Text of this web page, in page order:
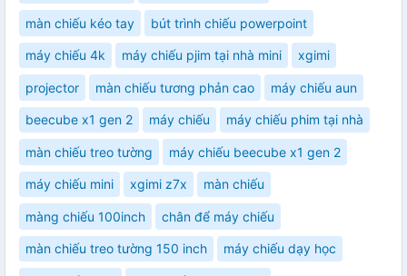
màn chiếu kéo tay bút trình chiếu powerpoint
máy chiếu 4k máy chiếu pjim tại nhà mini xgimi
projector màn chiếu tương phản cao máy chiếu aun
beecube x1 gen 2 máy chiếu máy chiếu phim tại nhà
màn chiếu treo tường máy chiếu beecube x1 gen 2
máy chiếu mini xgimi z7x màn chiếu
màng chiếu 100inch chân để máy chiếu
màn chiếu treo tường 150 inch máy chiếu dạy học